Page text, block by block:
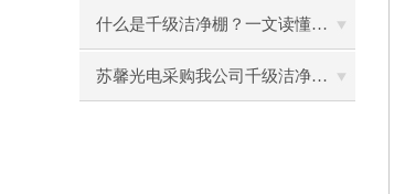
什么是千级洁净棚？一文读懂其结构特点与局部净化优势
苏馨光电采购我公司千级洁净棚普通工作台一批（7月07日）已顺利交货